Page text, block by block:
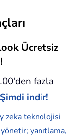
Ücretsiz
fazla
Şimdi indir!
zeka teknolojisi
yanıtlama,